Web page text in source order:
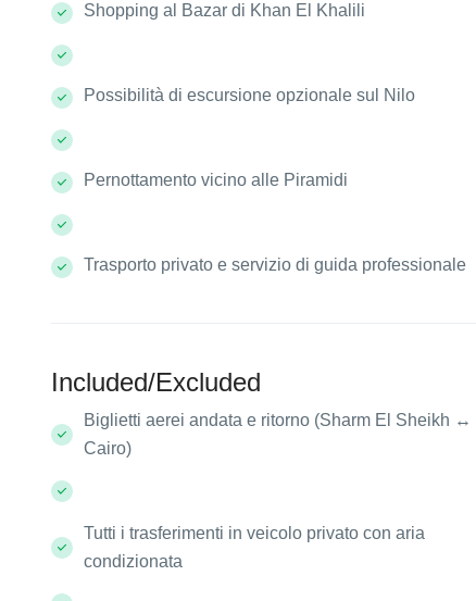
Shopping al Bazar di Khan El Khalili
Possibilità di escursione opzionale sul Nilo
Pernottamento vicino alle Piramidi
Trasporto privato e servizio di guida professionale
Included/Excluded
Biglietti aerei andata e ritorno (Sharm El Sheikh ↔
Cairo)
Tutti i trasferimenti in veicolo privato con aria
condizionata